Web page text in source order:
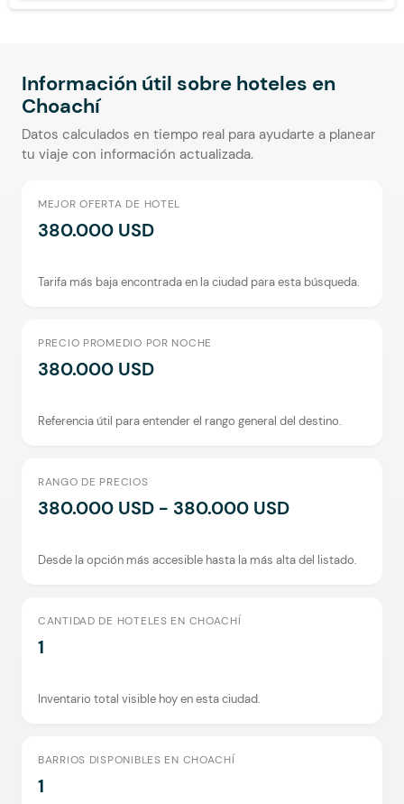
Información útil sobre hoteles en
Choachí
Datos calculados en tiempo real para ayudarte a planear
tu viaje con información actualizada.
MEJOR OFERTA DE HOTEL
380.000 USD
Tarifa más baja encontrada en la ciudad para esta búsqueda.
PRECIO PROMEDIO POR NOCHE
380.000 USD
Referencia útil para entender el rango general del destino.
RANGO DE PRECIOS
380.000 USD - 380.000 USD
Desde la opción más accesible hasta la más alta del listado.
CANTIDAD DE HOTELES EN CHOACHÍ
1
Inventario total visible hoy en esta ciudad.
BARRIOS DISPONIBLES EN CHOACHÍ
1